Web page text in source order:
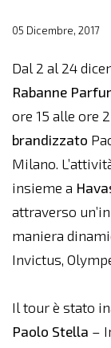
05 Dicembre, 2017
Dal 2 al 24
Rabanne
ore 15 alle ore
brandizzato
Milano.
insieme a
attraverso
maniera
Invictus,
Il tour è stato
Paolo Stella –